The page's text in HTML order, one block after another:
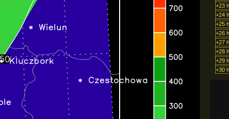
+23
+24
+25
+26
+27
+28
+29
+30